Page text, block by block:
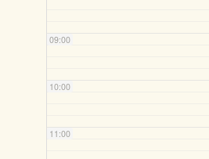
09:00
10:00
11:00